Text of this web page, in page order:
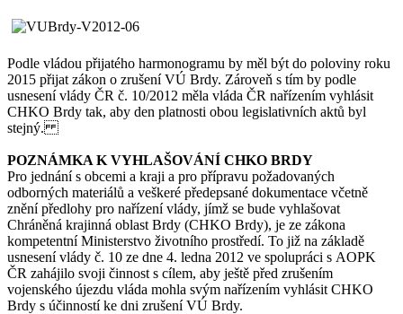
Podle vládou přijatého harmonogramu by měl být do poloviny roku
2015 přijat zákon o zrušení VÚ Brdy. Zároveň s tím by podle
usnesení vlády ČR č. 10/2012 měla vláda ČR nařízením vyhlásit
CHKO Brdy tak, aby den platnosti obou legislativních aktů byl
stejný.
POZNÁMKA K VYHLAŠOVÁNÍ CHKO BRDY
Pro jednání s obcemi a kraji a pro přípravu požadovaných
odborných materiálů a veškeré předepsané dokumentace včetně
znění předlohy pro nařízení vlády, jímž se bude vyhlašovat
Chráněná krajinná oblast Brdy (CHKO Brdy), je ze zákona
kompetentní Ministerstvo životního prostředí. To již na základě
usnesení vlády č. 10 ze dne 4. ledna 2012 ve spolupráci s AOPK
ČR zahájilo svoji činnost s cílem, aby ještě před zrušením
vojenského újezdu vláda mohla svým nařízením vyhlásit CHKO
Brdy s účinností ke dni zrušení VÚ Brdy.